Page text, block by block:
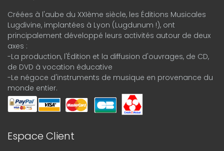
Créées à l'aube du XXIème siècle, les Éditions Musicales
Lugdivine, implantées à Lyon (Lugdunum !), ont
principalement développé leurs activités autour de deux
axes :
-La production, l'Édition et la diffusion d'ouvrages, de CD,
de DVD à vocation éducative
-Le négoce d'instruments de musique en provenance du
monde entier.
Espace Client